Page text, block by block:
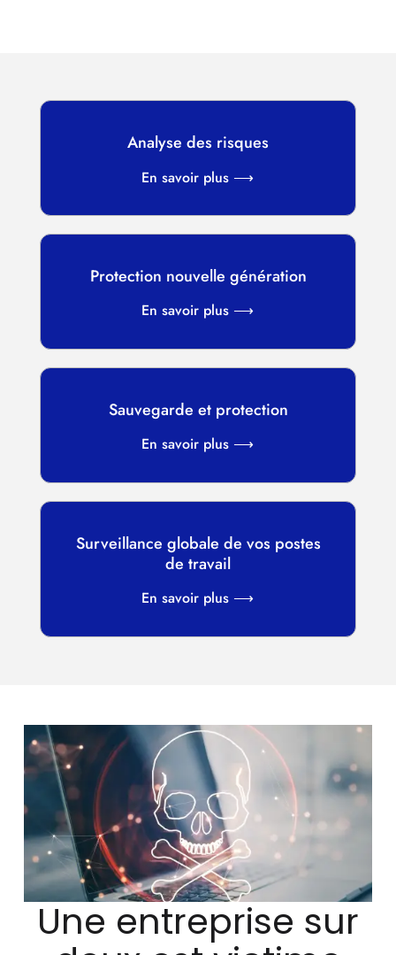
Analyse des risques
En savoir plus ⟶
Protection nouvelle génération
En savoir plus ⟶
Sauvegarde et protection
En savoir plus ⟶
Surveillance globale de vos postes
de travail
En savoir plus ⟶
Une entreprise sur